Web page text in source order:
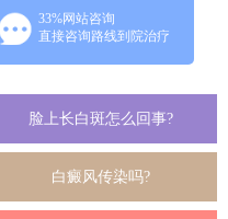
33%网站咨询
直接咨询路线到院治疗
脸上长白斑怎么回事?
白癜风传染吗?